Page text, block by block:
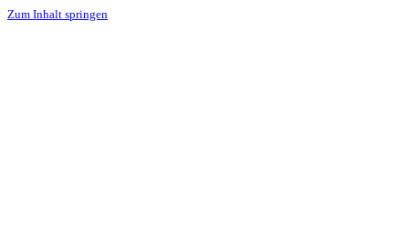
Zum Inhalt springen